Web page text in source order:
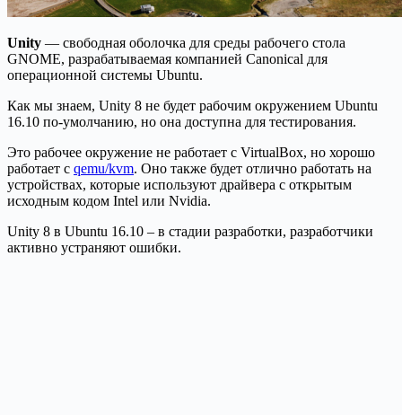
Unity — свободная оболочка для среды рабочего стола
GNOME, разрабатываемая компанией Canonical для
операционной системы Ubuntu.
Как мы знаем, Unity 8 не будет рабочим окружением Ubuntu
16.10 по-умолчанию, но она доступна для тестирования.
Это рабочее окружение не работает с VirtualBox, но хорошо
работает с qemu/kvm. Оно также будет отлично работать на
устройствах, которые используют драйвера с открытым
исходным кодом Intel или Nvidia.
Unity 8 в Ubuntu 16.10 – в стадии разработки, разработчики
активно устраняют ошибки.